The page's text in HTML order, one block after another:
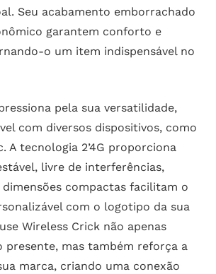
Seu acabamento emborrachado
garantem conforto e
o um item indispensável no
pela sua versatilidade,
com diversos dispositivos, como
A tecnologia 2’4G proporciona
livre de interferências,
compactas facilitam o
com o logotipo da sua
Wireless Crick não apenas
presente, mas também reforça a
marca, criando uma conexão